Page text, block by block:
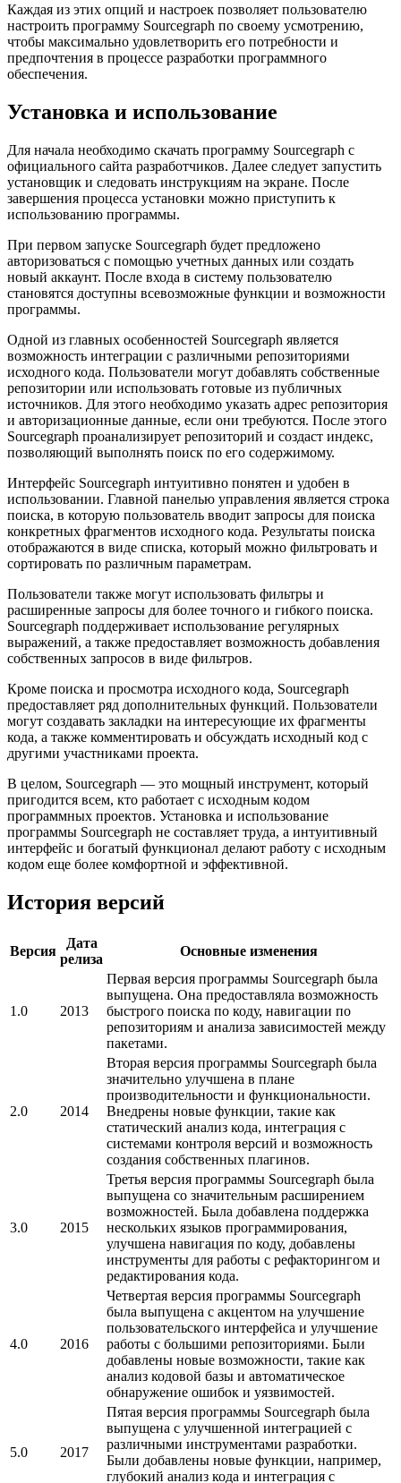
Каждая из этих опций и настроек позволяет пользователю
настроить программу Sourcegraph по своему усмотрению,
чтобы максимально удовлетворить его потребности и
предпочтения в процессе разработки программного
обеспечения.
Установка и использование
Для начала необходимо скачать программу Sourcegraph с
официального сайта разработчиков. Далее следует запустить
установщик и следовать инструкциям на экране. После
завершения процесса установки можно приступить к
использованию программы.
При первом запуске Sourcegraph будет предложено
авторизоваться с помощью учетных данных или создать
новый аккаунт. После входа в систему пользователю
становятся доступны всевозможные функции и возможности
программы.
Одной из главных особенностей Sourcegraph является
возможность интеграции с различными репозиториями
исходного кода. Пользователи могут добавлять собственные
репозитории или использовать готовые из публичных
источников. Для этого необходимо указать адрес репозитория
и авторизационные данные, если они требуются. После этого
Sourcegraph проанализирует репозиторий и создаст индекс,
позволяющий выполнять поиск по его содержимому.
Интерфейс Sourcegraph интуитивно понятен и удобен в
использовании. Главной панелью управления является строка
поиска, в которую пользователь вводит запросы для поиска
конкретных фрагментов исходного кода. Результаты поиска
отображаются в виде списка, который можно фильтровать и
сортировать по различным параметрам.
Пользователи также могут использовать фильтры и
расширенные запросы для более точного и гибкого поиска.
Sourcegraph поддерживает использование регулярных
выражений, а также предоставляет возможность добавления
собственных запросов в виде фильтров.
Кроме поиска и просмотра исходного кода, Sourcegraph
предоставляет ряд дополнительных функций. Пользователи
могут создавать закладки на интересующие их фрагменты
кода, а также комментировать и обсуждать исходный код с
другими участниками проекта.
В целом, Sourcegraph — это мощный инструмент, который
пригодится всем, кто работает с исходным кодом
программных проектов. Установка и использование
программы Sourcegraph не составляет труда, а интуитивный
интерфейс и богатый функционал делают работу с исходным
кодом еще более комфортной и эффективной.
История версий
Версия
Дата
релиза
Основные изменения
1.0 2013
Первая версия программы Sourcegraph была
выпущена. Она предоставляла возможность
быстрого поиска по коду, навигации по
репозиториям и анализа зависимостей между
пакетами.
2.0 2014
Вторая версия программы Sourcegraph была
значительно улучшена в плане
производительности и функциональности.
Внедрены новые функции, такие как
статический анализ кода, интеграция с
системами контроля версий и возможность
создания собственных плагинов.
3.0 2015
Третья версия программы Sourcegraph была
выпущена со значительным расширением
возможностей. Была добавлена поддержка
нескольких языков программирования,
улучшена навигация по коду, добавлены
инструменты для работы с рефакторингом и
редактирования кода.
4.0 2016
Четвертая версия программы Sourcegraph
была выпущена с акцентом на улучшение
пользовательского интерфейса и улучшение
работы с большими репозиториями. Были
добавлены новые возможности, такие как
анализ кодовой базы и автоматическое
обнаружение ошибок и уязвимостей.
5.0 2017
Пятая версия программы Sourcegraph была
выпущена с улучшенной интеграцией с
различными инструментами разработки.
Были добавлены новые функции, например,
глубокий анализ кода и интеграция с